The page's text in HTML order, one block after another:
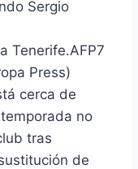
Sergio
Tenerife.AFP7
Press)
cerca de
no
tras
de